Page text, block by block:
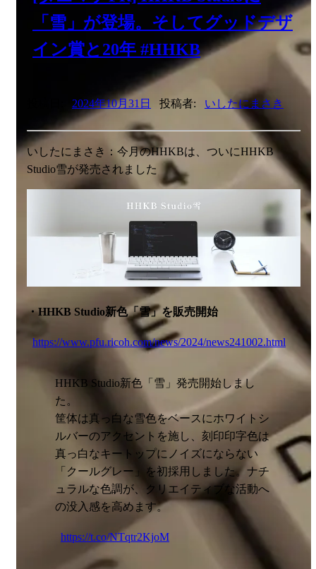
「雪」が登場。そしてグッドデザ
イン賞と20年 #HHKB
2024年10月31日 投稿者: いしたにまさき
いしたにまさき：今月のHHKBは、ついにHHKB
Studio雪が発売されました
・HHKB Studio新色「雪」を販売開始
https://www.pfu.ricoh.com/news/2024/news241002.html
HHKB Studio新色「雪」発売開始しまし
た。
筐体は真っ白な雪色をベースにホワイトシ
ルバーのアクセントを施し、刻印印字色は
真っ白なキートップにノイズにならない
「クールグレー」を初採用しました。ナチ
ュラルな色調が、クリエイティブな活動へ
の没入感を高めます。
https://t.co/NTqtr2KjoM